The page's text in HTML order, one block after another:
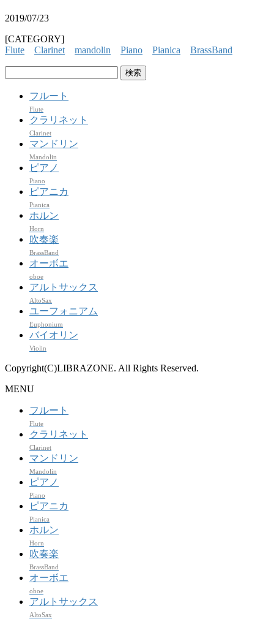
2019/07/23
[CATEGORY]
Flute
Clarinet mandolin Piano Pianica
BrassBand
フルート
Flute
クラリネット
Clarinet
マンドリン
Mandolin
ピアノ
Piano
ピアニカ
Pianica
ホルン
Horn
吹奏楽
BrassBand
オーボエ
oboe
アルトサックス
AltoSax
ユーフォニアム
Euphonium
バイオリン
Violin
Copyright(C)LIBRAZONE. All Rights Reserved.
MENU
フルート
Flute
クラリネット
Clarinet
マンドリン
Mandolin
ピアノ
Piano
ピアニカ
Pianica
ホルン
Horn
吹奏楽
BrassBand
オーボエ
oboe
アルトサックス
AltoSax